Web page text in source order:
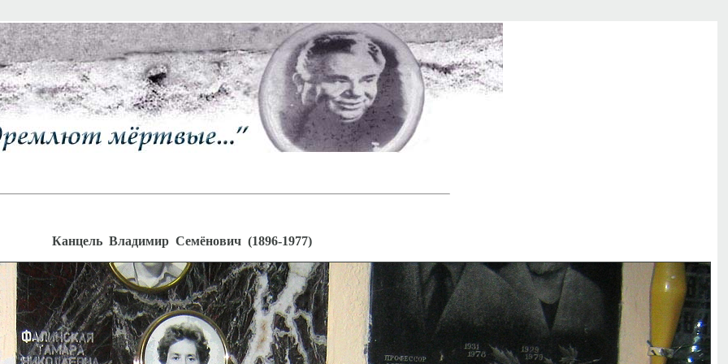
Канцель Владимир Семёнович (1896-1977)